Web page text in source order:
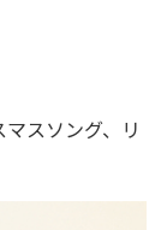
スソング、リ